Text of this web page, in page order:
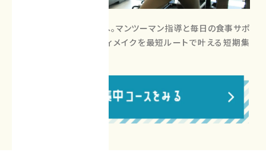
「本気で変わりたい」方へ。マンツーマン指導と毎日の食事サポ
ートでダイエットやボディメイクを最短ルートで叶える短期集